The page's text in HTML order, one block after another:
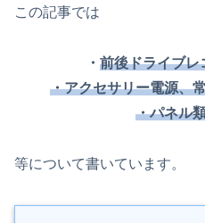
この記事では
・ 前後ドライブレ
・アクセサリー電源、
・パネル
等について書いています。